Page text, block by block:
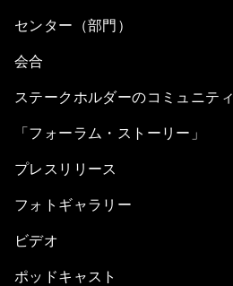
センター（部門）
会合
ステークホルダーのコミュニティ
「フォーラム・ストーリー」
プレスリリース
フォトギャラリー
ビデオ
ポッドキャスト